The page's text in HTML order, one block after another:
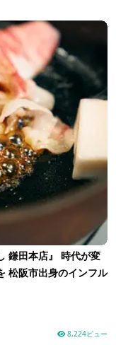
鎌田本店』 時代が変
松阪市出身のインフル
8,224ビュー